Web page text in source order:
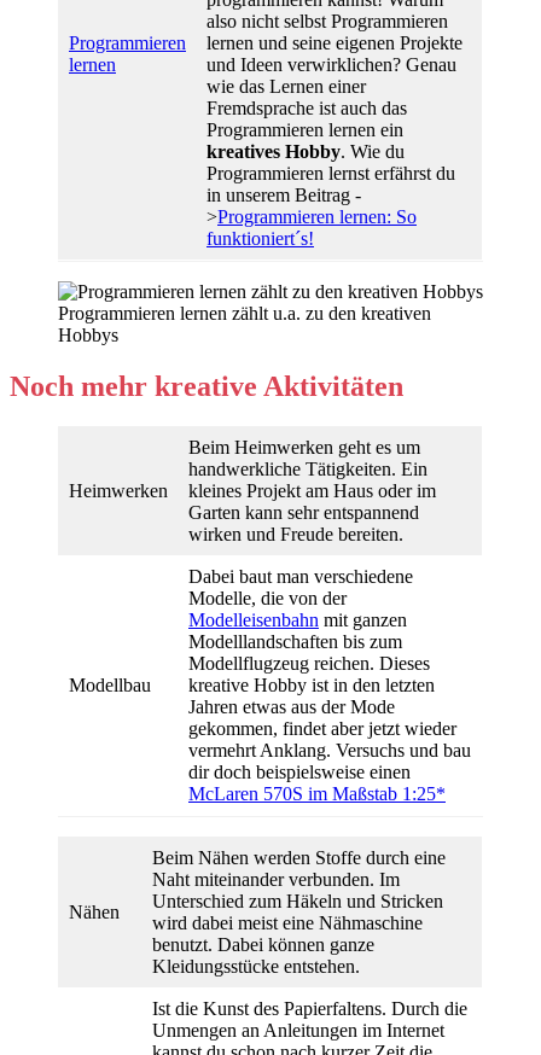
Programmieren
lernen
also nicht selbst Programmieren
lernen und seine eigenen Projekte
und Ideen verwirklichen? Genau
wie das Lernen einer
Fremdsprache ist auch das
Programmieren lernen ein
kreatives Hobby. Wie du
Programmieren lernst erfährst du
in unserem Beitrag -
>Programmieren lernen: So
funktioniert´s!
Programmieren lernen zählt u.a. zu den kreativen
Hobbys
Noch mehr kreative Aktivitäten
Heimwerken
Beim Heimwerken geht es um
handwerkliche Tätigkeiten. Ein
kleines Projekt am Haus oder im
Garten kann sehr entspannend
wirken und Freude bereiten.
Modellbau
Dabei baut man verschiedene
Modelle, die von der
Modelleisenbahn mit ganzen
Modelllandschaften bis zum
Modellflugzeug reichen. Dieses
kreative Hobby ist in den letzten
Jahren etwas aus der Mode
gekommen, findet aber jetzt wieder
vermehrt Anklang. Versuchs und bau
dir doch beispielsweise einen
McLaren 570S im Maßstab 1:25*
Nähen
Beim Nähen werden Stoffe durch eine
Naht miteinander verbunden. Im
Unterschied zum Häkeln und Stricken
wird dabei meist eine Nähmaschine
benutzt. Dabei können ganze
Kleidungsstücke entstehen.
Ist die Kunst des Papierfaltens. Durch die
Unmengen an Anleitungen im Internet